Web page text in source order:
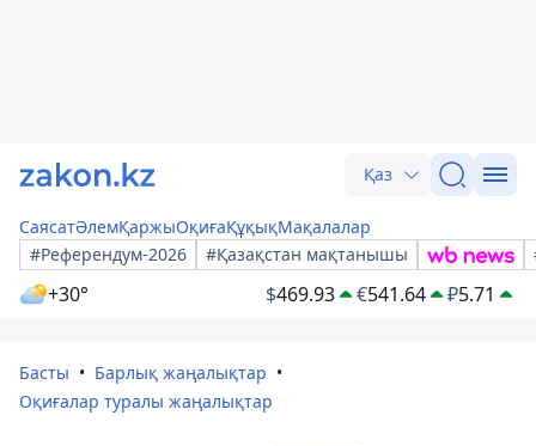
Қаз
СаясатӘлемҚаржыОқиғаҚұқықМақалалар
#Референдум-2026
#Қазақстан мақтанышы
+30° $469.93 €541.64 ₽5.71
Басты
Барлық жаңалықтар
Оқиғалар туралы жаңалықтар